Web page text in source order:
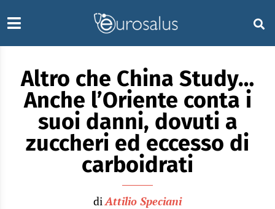
Altro che China Study…
Anche l’Oriente conta i
suoi danni, dovuti a
zuccheri ed eccesso di
carboidrati
diAttilio Speciani